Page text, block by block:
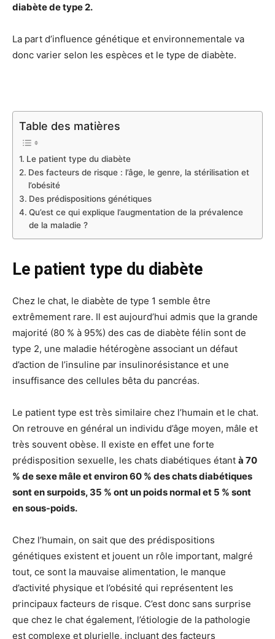
diabète de type 2.
La part d’influence génétique et environnementale va
donc varier selon les espèces et le type de diabète.
Table des matières
Le patient type du diabète
Des facteurs de risque : l’âge, le genre, la stérilisation et
l’obésité
Des prédispositions génétiques
Qu’est ce qui explique l’augmentation de la prévalence
de la maladie ?
Le patient type du diabète
Chez le chat, le diabète de type 1 semble être
extrêmement rare. Il est aujourd’hui admis que la grande
majorité (80 % à 95%) des cas de diabète félin sont de
type 2, une maladie hétérogène associant un défaut
d’action de l’insuline par insulinorésistance et une
insuffisance des cellules bêta du pancréas.
Le patient type est très similaire chez l’humain et le chat.
On retrouve en général un individu d’âge moyen, mâle et
très souvent obèse. Il existe en effet une forte
prédisposition sexuelle, les chats diabétiques étant à 70
% de sexe mâle et environ 60 % des chats diabétiques
sont en surpoids, 35 % ont un poids normal et 5 % sont
en sous-poids.
Chez l’humain, on sait que des prédispositions
génétiques existent et jouent un rôle important, malgré
tout, ce sont la mauvaise alimentation, le manque
d’activité physique et l’obésité qui représentent les
principaux facteurs de risque. C’est donc sans surprise
que chez le chat également, l’étiologie de la pathologie
est complexe et plurielle, incluant des facteurs